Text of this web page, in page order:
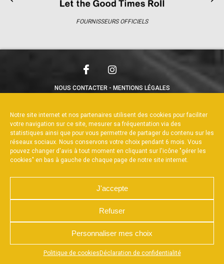
Notre site internet et nos partenaires utilisent des cookies pour faciliter
votre navigation sur ce site, mesurer sa fréquentation via des
statistiques ainsi que pour vous permettre de partager du contenu sur les
réseaux sociaux. Nous conservons votre choix pendant 6 mois. Vous
pouvez changer d'avis à tout moment en cliquant sur l'icône "gérer les
cookies" en bas à gauche de chaque page de notre site internet.
J'accepte
Refuser
Personnaliser mes choix
Politique de cookies Déclaration de confidentialité
Appuyez sur le bouton partager en bas de votre
accéder à la billetterie
FOURNISSEURS OFFICIELS
NOUS CONTACTER
MENTIONS LÉGALES
RÉALISÉ PAR L’AGENCE WEB A3WEB